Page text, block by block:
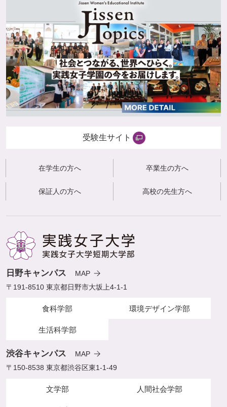
受験生サイト
在学生の方へ 卒業生の方へ
保証人の方へ 高校の先生方へ
日野キャンパス
MAP
〒191-8510 東京都日野市大坂上4-1-1
食科学部 環境デザイン学部
生活科学部
渋谷キャンパス
MAP
〒150-8538 東京都渋谷区東1-1-49
文学部 人間社会学部